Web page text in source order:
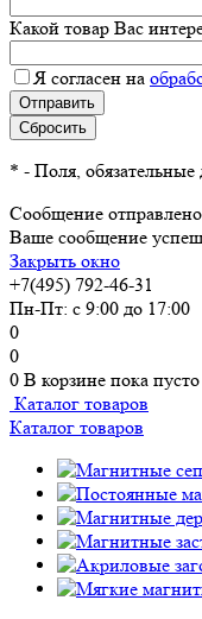
Какой товар Вас
Я согласен на
* - Поля, обязательные
Сообщение отправлено
Ваше сообщение
Закрыть окно
+7(495) 792-46-31
Пн-Пт: с 9:00 до 17:00
0
0
0 В корзине пока пусто
Каталог товаров
Каталог товаров